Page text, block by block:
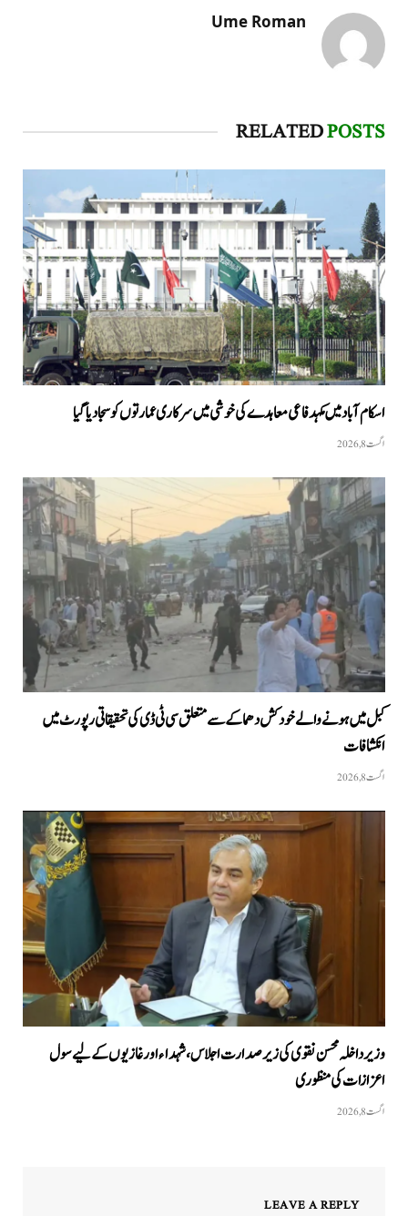
Ume Roman
RELATEDPOSTS
اسکام آباد میں مکہدفاعی معاہدے کی خوشی میں سرکاری عمارتوں کو سجا دیا گیا
اگست 8, 2026
کبل میں ہونے والے خودکش دھماکے سے متعلق سی ٹی ڈی کی تحقیقاتی رپورٹ میں
انکشافات
اگست 8, 2026
وزیرداخلہ محسن نقوی کی زیر صدارت اجلاس، شہداء اور غازیوں کے لیے سول
اعزازات کی منظوری
اگست 8, 2026
LEAVE A REPLY